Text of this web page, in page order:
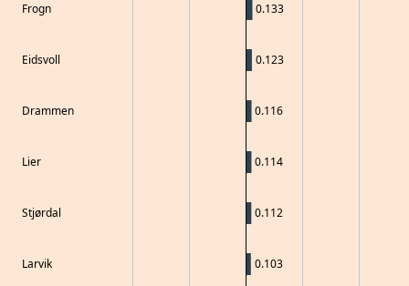
Frogn
Eidsvoll
Drammen
Lier
Stjørdal
Larvik
0.133
0.123
0.116
0.114
0.112
0.103